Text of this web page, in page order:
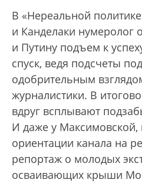
В «Нереальной
и Канделаки нумеролог
и Путину подъем к
спуск, ведя подсчеты
одобрительным
журналистики. В
вдруг всплывают
И даже у Максимовской,
ориентации канала на
репортаж о молодых
осваивающих крыши